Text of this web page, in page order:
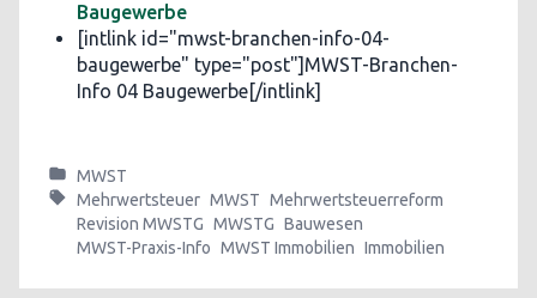
Baugewerbe
[intlink id="mwst-branchen-info-04-
baugewerbe" type="post"]MWST-Branchen-
Info 04 Baugewerbe[/intlink]
MWST
Mehrwertsteuer MWST Mehrwertsteuerreform
Revision MWSTG MWSTG Bauwesen
MWST-Praxis-Info MWST Immobilien Immobilien